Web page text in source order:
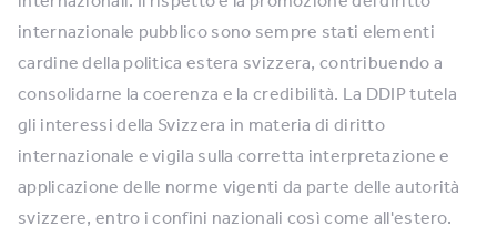
internazionale pubblico sono sempre stati elementi
cardine della politica estera svizzera, contribuendo a
consolidarne la coerenza e la credibilità. La DDIP tutela
gli interessi della Svizzera in materia di diritto
internazionale e vigila sulla corretta interpretazione e
applicazione delle norme vigenti da parte delle autorità
svizzere, entro i confini nazionali così come all'estero.